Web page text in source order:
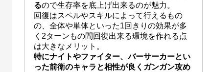
るので生存率を底上げ出来るのが魅力。
回復はスペルやスキルによって行えるもの
の、全体や単体といった1回きりの効果が多
く2ターンもの間回復出来る環境を作れる点
は大きなメリット。
特にナイトやファイター、バーサーカーとい
った前衛のキャラと相性が良くガンガン攻め